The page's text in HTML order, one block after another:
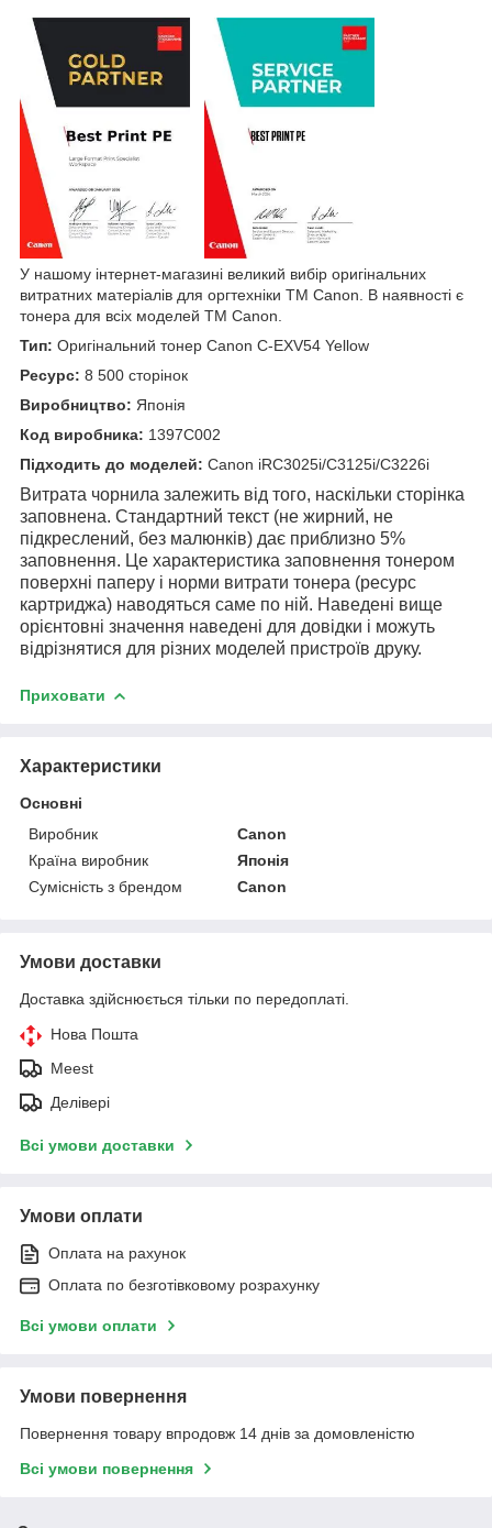
У нашому інтернет-магазині великий вибір оригінальних
витратних матеріалів для оргтехніки TM Canon. В наявності є
тонера для всіх моделей TM Canon.
Тип: Оригінальний тонер Canon C-EXV54 Yellow
Ресурс: 8 500 сторінок
Виробництво: Японія
Код виробника: 1397C002
Підходить до моделей: Canon iRC3025i/С3125i/C3226i
Витрата чорнила залежить від того, наскільки сторінка
заповнена. Стандартний текст (не жирний, не
підкреслений, без малюнків) дає приблизно 5%
заповнення. Це характеристика заповнення тонером
поверхні паперу і норми витрати тонера (ресурс
картриджа) наводяться саме по ній. Наведені вище
орієнтовні значення наведені для довідки і можуть
відрізнятися для різних моделей пристроїв друку.
Приховати
Характеристики
Основні
Виробник
Canon
Країна виробник
Японія
Сумісність з брендом
Canon
Умови доставки
Доставка здійснюється тільки по передоплаті.
Нова Пошта
Meest
Делівері
Всі умови доставки
Умови оплати
Оплата на рахунок
Оплата по безготівковому розрахунку
Всі умови оплати
Умови повернення
Повернення товару впродовж 14 днів за домовленістю
Всі умови повернення